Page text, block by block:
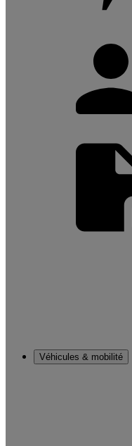
Véhicules & mobilité